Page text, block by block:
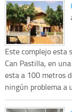
Este complejo esta
Can Pastilla, en
esta a 100 metros
ningún problema a